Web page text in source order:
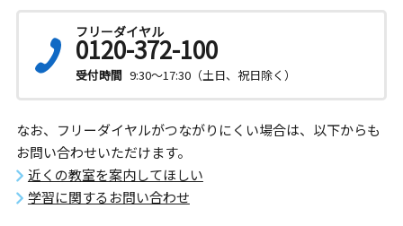
フリーダイヤル
0120-372-100
受付時間 9:30～17:30（土日、祝日除く）
なお、フリーダイヤルがつながりにくい場合は、以下からも
お問い合わせいただけます。
近くの教室を案内してほしい
学習に関するお問い合わせ